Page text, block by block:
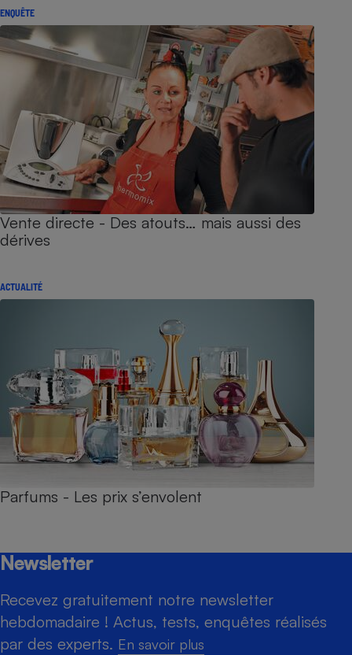
ENQUÊTE
Vente directe - Des atouts… mais aussi des
dérives
ACTUALITÉ
Parfums - Les prix s’envolent
Newsletter
Recevez gratuitement notre newsletter
hebdomadaire ! Actus, tests, enquêtes réalisés
par des experts. En savoir plus